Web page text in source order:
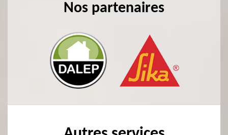
Nos partenaires